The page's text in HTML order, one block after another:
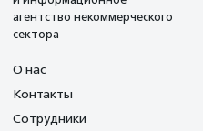
агентство некоммерческого
сектора
О нас
Контакты
Сотрудники